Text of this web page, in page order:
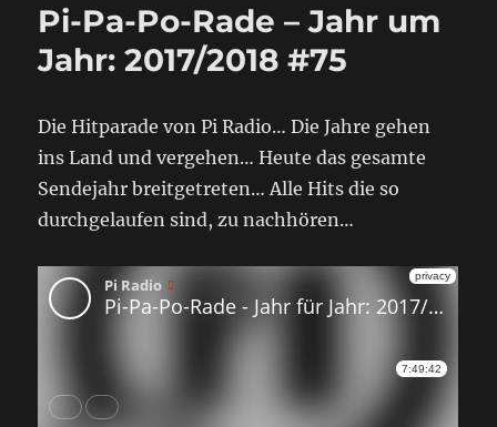
Pi-Pa-Po-Rade – Jahr um
Jahr: 2017/2018 #75
Die Hitparade von Pi Radio… Die Jahre gehen
ins Land und vergehen… Heute das gesamte
Sendejahr breitgetreten… Alle Hits die so
durchgelaufen sind, zu nachhören…